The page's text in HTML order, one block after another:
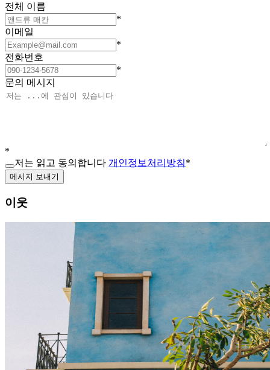
전체 이름
*
이메일
*
전화번호
*
문의 메시지
*
저는 읽고 동의합니다 개인정보처리방침*
메시지 보내기
이웃